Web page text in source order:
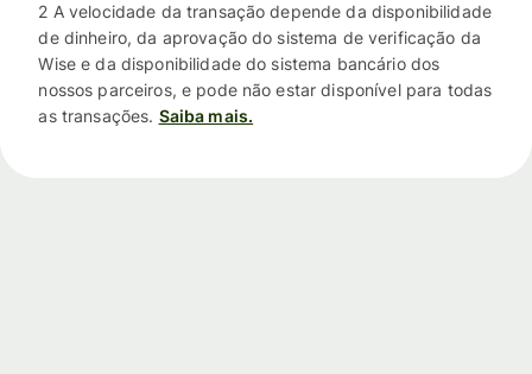
2 A velocidade da transação depende da disponibilidade
de dinheiro, da aprovação do sistema de verificação da
Wise e da disponibilidade do sistema bancário dos
nossos parceiros, e pode não estar disponível para todas
as transações. Saiba mais.